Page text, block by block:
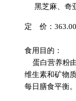
黑芝麻、奇
定 价：
食用目的：
蛋白营养粉
维生素和矿物
每日膳食平衡